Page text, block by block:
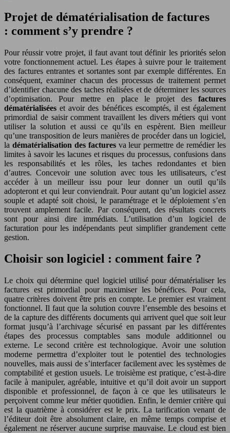
Projet de dématérialisation de factures
: comment s’y prendre ?
Pour réussir votre projet, il faut avant tout définir les priorités selon
votre fonctionnement actuel. Les étapes à suivre pour le traitement
des factures entrantes et sortantes sont par exemple différentes. En
conséquent, examiner chacun des processus de traitement permet
d’identifier chacune des taches réalisées et de déterminer les sources
d’optimisation. Pour mettre en place le projet desfactures
dématérialisées et avoir des bénéfices escomptés, il est également
primordial de saisir comment travaillent les divers métiers qui vont
utiliser la solution et aussi ce qu’ils en espèrent. Bien meilleur
qu’une transposition de leurs manières de procéder dans un logiciel,
la dématérialisation des facturesva leur permettre de remédier les
limites à savoir les lacunes et risques du processus, confusions dans
les responsabilités et les rôles, les taches redondantes et bien
d’autres. Concevoir une solution avec tous les utilisateurs, c’est
accéder à un meilleur issu pour leur donner un outil qu’ils
adopteront et qui leur conviendrait. Pour autant qu’un logiciel assez
souple et adapté soit choisi, le paramétrage et le déploiement s’en
trouvent amplement facile. Par conséquent, des résultats concrets
sont pour ainsi dire immédiats. L’utilisation d’un logiciel de
facturation pour les indépendants peut simplifier grandement cette
gestion.
Choisir son logiciel : comment faire ?
Le choix qui détermine quel logiciel utilisé pour dématérialiser les
factures est primordial pour maximiser les bénéfices. Pour cela,
quatre critères doivent être pris en compte. Le premier est vraiment
fonctionnel. Il faut que la solution couvre l’ensemble des besoins et
de la capture des différents documents qui arrivent quel que soit leur
format jusqu’à l’archivage sécurisé en passant par les différentes
étapes des processus comptables sans module additionnel ou
externe. Le second critère est technologique. Avoir une solution
moderne permettra d’exploiter tout le potentiel des technologies
nouvelles, mais aussi de s’interfacer facilement avec les systèmes de
comptabilité et gestion usuels. Le troisième est pratique, c’est-à-dire
facile à manipuler, agréable, intuitive et qu’il doit avoir un support
disponible et professionnel, de façon à ce que les utilisateurs le
perçoivent comme leur métier quotidien. Enfin, le dernier critère qui
est la quatrième à considérer est le prix. La tarification venant de
l’éditeur doit être absolument claire, en même temps comprise et
également ne réserver aucune surprise mauvaise. Le cloud est bien